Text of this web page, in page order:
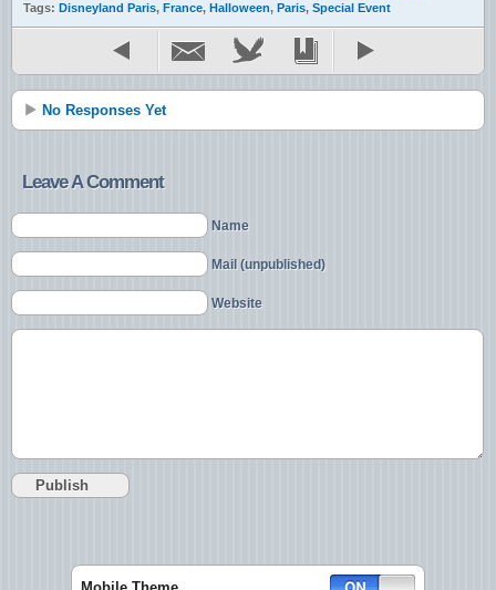
Tags: Disneyland Paris, France, Halloween, Paris, Special Event
No Responses Yet
Leave A Comment
Name
Mail (unpublished)
Website